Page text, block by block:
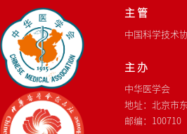
主 管
中国科学技术
主 办
中华医学会
地址：北京市
邮编：100710